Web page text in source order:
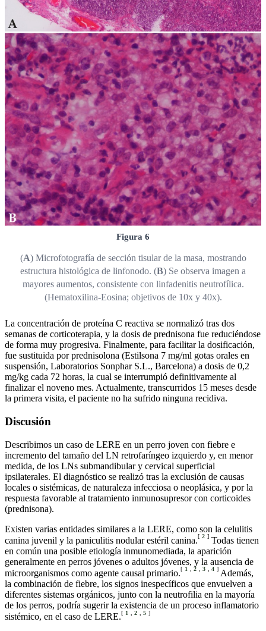
Figura 6
(A) Microfotografía de sección tisular de la masa, mostrando
estructura histológica de linfonodo. (B) Se observa imagen a
mayores aumentos, consistente con linfadenitis neutrofílica.
(Hematoxilina-Eosina; objetivos de 10x y 40x).
La concentración de proteína C reactiva se normalizó tras dos
semanas de corticoterapia, y la dosis de prednisona fue reduciéndose
de forma muy progresiva. Finalmente, para facilitar la dosificación,
fue sustituida por prednisolona (Estilsona 7 mg/ml gotas orales en
suspensión, Laboratorios Sonphar S.L., Barcelona) a dosis de 0,2
mg/kg cada 72 horas, la cual se interrumpió definitivamente al
finalizar el noveno mes. Actualmente, transcurridos 15 meses desde
la primera visita, el paciente no ha sufrido ninguna recidiva.
Discusión
Describimos un caso de LERE en un perro joven con fiebre e
incremento del tamaño del LN retrofaríngeo izquierdo y, en menor
medida, de los LNs submandibular y cervical superficial
ipsilaterales. El diagnóstico se realizó tras la exclusión de causas
locales o sistémicas, de naturaleza infecciosa o neoplásica, y por la
respuesta favorable al tratamiento inmunosupresor con corticoides
(prednisona).
Existen varias entidades similares a la LERE, como son la celulitis
canina juvenil y la paniculitis nodular estéril canina.[ 2 ] Todas tienen
en común una posible etiología inmunomediada, la aparición
generalmente en perros jóvenes o adultos jóvenes, y la ausencia de
microorganismos como agente causal primario.[ 1 , 2 , 3 , 4 ] Además,
la combinación de fiebre, los signos inespecíficos que envuelven a
diferentes sistemas orgánicos, junto con la neutrofilia en la mayoría
de los perros, podría sugerir la existencia de un proceso inflamatorio
sistémico, en el caso de LERE.[ 1 2 5 ]